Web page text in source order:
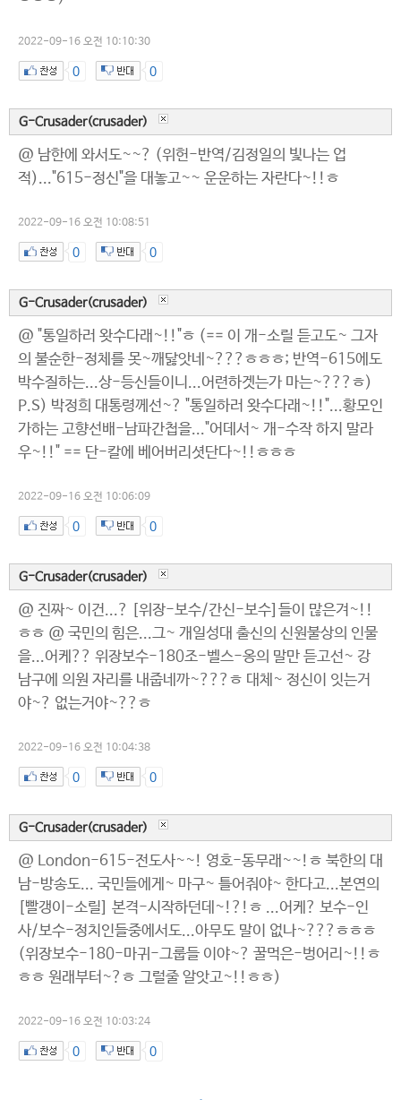
2022-09-16 오전 10:10:30
0 0
G-Crusader(crusader)
@ 남한에 와서도~~? (위헌-반역/김정일의 빛나는 업
적)..."615-정신"을 대놓고~~ 운운하는 자란다~!!ㅎ
2022-09-16 오전 10:08:51
0 0
G-Crusader(crusader)
@ "통일하러 왓수다래~!!"ㅎ (== 이 개-소릴 듣고도~ 그자
의 불순한-정체를 못~깨닳앗네~???ㅎㅎㅎ; 반역-615에도
박수질하는...상-등신들이니...어련하겟는가 마는~???ㅎ)
P.S) 박정희 대통령께선~? "통일하러 왓수다래~!!"...황모인
가하는 고향선배-남파간첩을..."어데서~ 개-수작 하지 말라
우~!!" == 단-칼에 베어버리셧단다~!!ㅎㅎㅎ
2022-09-16 오전 10:06:09
0 0
G-Crusader(crusader)
@ 진짜~ 이건...? [위장-보수/간신-보수]들이 많은겨~!!
ㅎㅎ @ 국민의 힘은...그~ 개일성대 출신의 신원불상의 인물
을...어케?? 위장보수-180조-벨스-옹의 말만 듣고선~ 강
남구에 의원 자리를 내줍네까~???ㅎ 대체~ 정신이 잇는거
야~? 없는거야~??ㅎ
2022-09-16 오전 10:04:38
0 0
G-Crusader(crusader)
@ London-615-전도사~~! 영호-동무래~~!ㅎ 북한의 대
남-방송도... 국민들에게~ 마구~ 틀어줘야~ 한다고...본연의
[빨갱이-소릴] 본격-시작하던데~!?!ㅎ ...어케? 보수-인
사/보수-정치인들중에서도...아무도 말이 없나~???ㅎㅎㅎ
(위장보수-180-마귀-그룹들 이야~? 꿀먹은-벙어리~!!ㅎ
ㅎㅎ 원래부터~?ㅎ 그럴줄 알앗고~!!ㅎㅎ)
2022-09-16 오전 10:03:24
0 0